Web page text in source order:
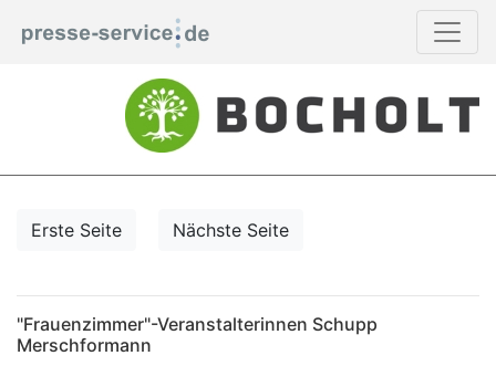
Erste Seite Nächste Seite
"Frauenzimmer"-Veranstalterinnen Schupp
Merschformann